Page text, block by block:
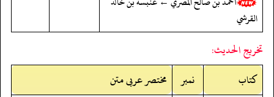
القرشي
تخريج الحديث:
کتاب
نمبر
مختصر عربی متن